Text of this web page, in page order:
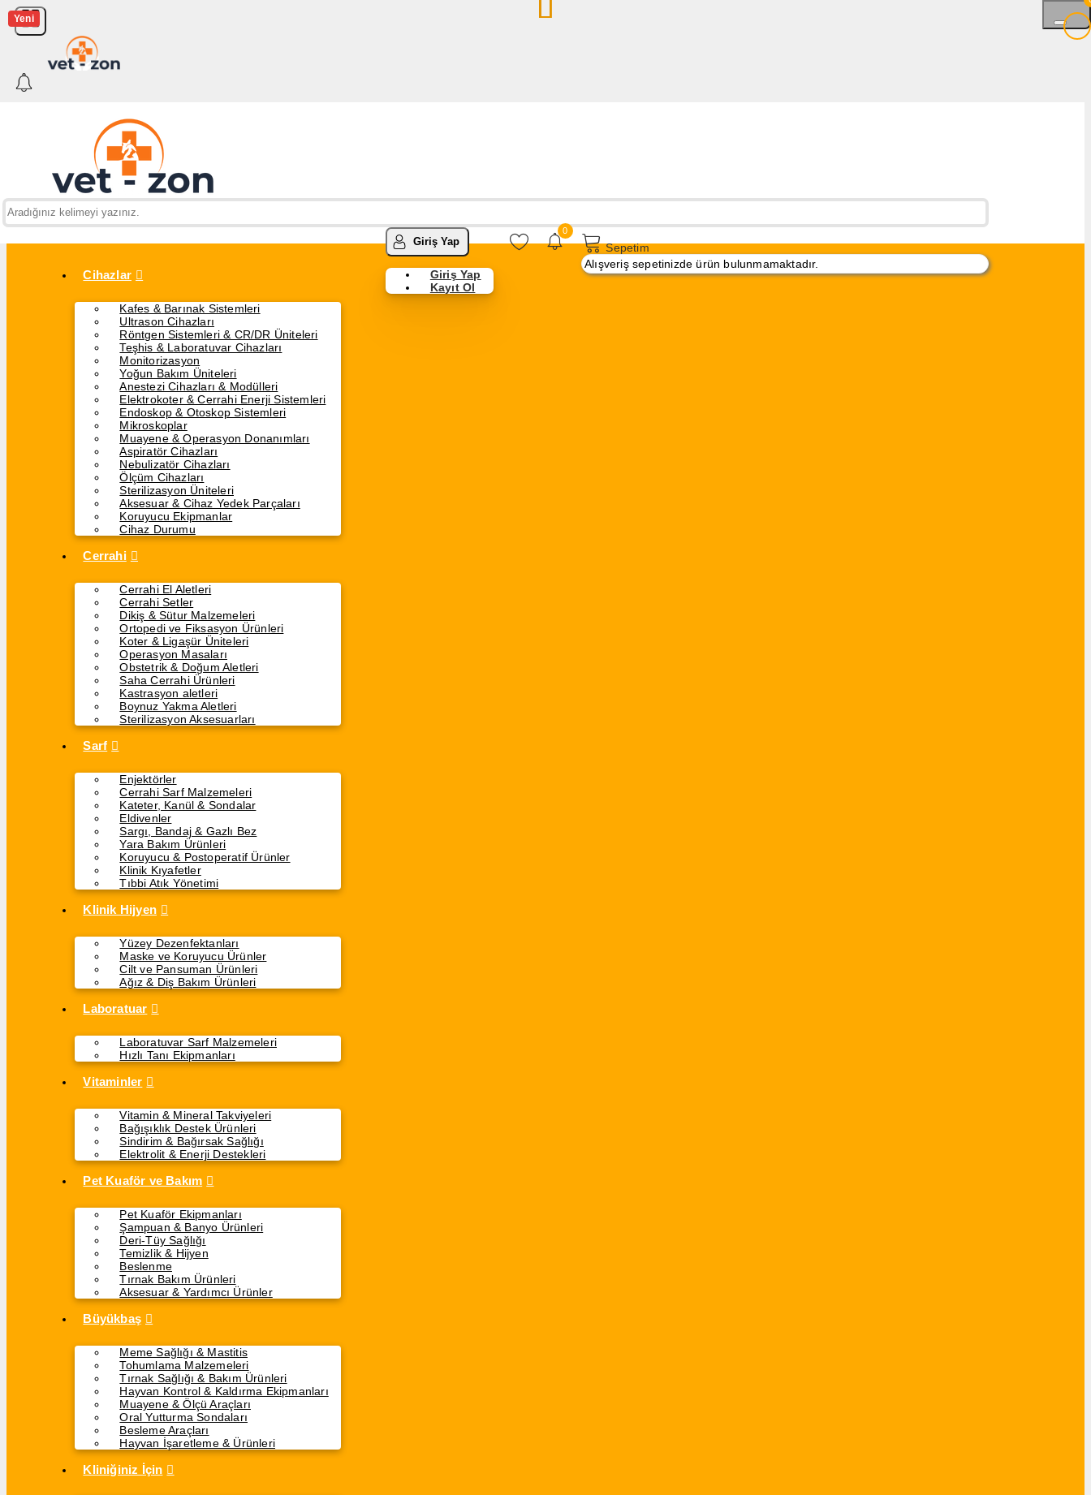
Sepetim
Alışveriş sepetinizde ürün bulunmamaktadır.
0
Giriş Yap
Giriş Yap
Kayıt Ol
Cihazlar
Kafes & Barınak Sistemleri
Ultrason Cihazları
Röntgen Sistemleri & CR/DR Üniteleri
Teşhis & Laboratuvar Cihazları
Monitorizasyon
Yoğun Bakım Üniteleri
Anestezi Cihazları & Modülleri
Elektrokoter & Cerrahi Enerji Sistemleri
Endoskop & Otoskop Sistemleri
Mikroskoplar
Muayene & Operasyon Donanımları
Aspiratör Cihazları
Nebulizatör Cihazları
Ölçüm Cihazları
Sterilizasyon Üniteleri
Aksesuar & Cihaz Yedek Parçaları
Koruyucu Ekipmanlar
Cihaz Durumu
Cerrahi
Cerrahi El Aletleri
Cerrahi Setler
Dikiş & Sütur Malzemeleri
Ortopedi ve Fiksasyon Ürünleri
Koter & Ligaşür Üniteleri
Operasyon Masaları
Obstetrik & Doğum Aletleri
Saha Cerrahi Ürünleri
Kastrasyon aletleri
Boynuz Yakma Aletleri
Sterilizasyon Aksesuarları
Sarf
Enjektörler
Cerrahi Sarf Malzemeleri
Kateter, Kanül & Sondalar
Eldivenler
Sargı, Bandaj & Gazlı Bez
Yara Bakım Ürünleri
Koruyucu & Postoperatif Ürünler
Klinik Kıyafetler
Tıbbi Atık Yönetimi
Klinik Hijyen
Yüzey Dezenfektanları
Maske ve Koruyucu Ürünler
Cilt ve Pansuman Ürünleri
Ağız & Diş Bakım Ürünleri
Laboratuar
Laboratuvar Sarf Malzemeleri
Hızlı Tanı Ekipmanları
Vitaminler
Vitamin & Mineral Takviyeleri
Bağışıklık Destek Ürünleri
Sindirim & Bağırsak Sağlığı
Elektrolit & Enerji Destekleri
Pet Kuaför ve Bakım
Pet Kuaför Ekipmanları
Şampuan & Banyo Ürünleri
Deri-Tüy Sağlığı
Temizlik & Hijyen
Beslenme
Tırnak Bakım Ürünleri
Aksesuar & Yardımcı Ürünler
Büyükbaş
Meme Sağlığı & Mastitis
Tohumlama Malzemeleri
Tırnak Sağlığı & Bakım Ürünleri
Hayvan Kontrol & Kaldırma Ekipmanları
Muayene & Ölçü Araçları
Oral Yutturma Sondaları
Besleme Araçları
Hayvan İşaretleme & Ürünleri
Kliniğiniz İçin
Yeni